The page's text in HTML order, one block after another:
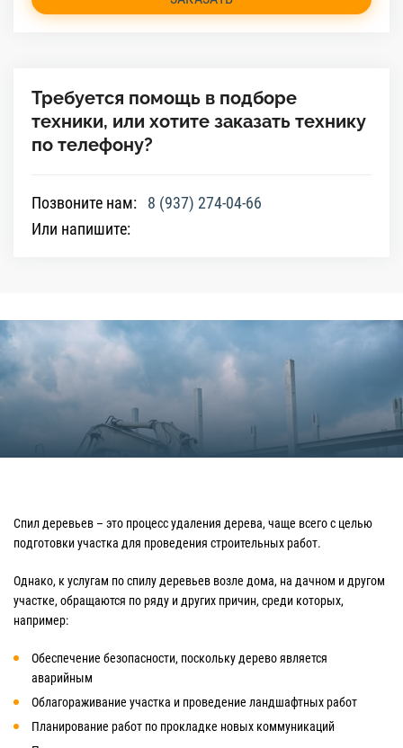
Требуется помощь в подборе
техники, или хотите заказать технику
по телефону?
Позвоните нам:
8 (937) 274-04-66
Или напишите:
Спил деревьев – это процесс удаления дерева, чаще всего с целью
подготовки участка для проведения строительных работ.
Однако, к услугам по спилу деревьев возле дома, на дачном и другом
участке, обращаются по ряду и других причин, среди которых,
например:
Обеспечение безопасности, поскольку дерево является
аварийным
Облагораживание участка и проведение ландшафтных работ
Планирование работ по прокладке новых коммуникаций